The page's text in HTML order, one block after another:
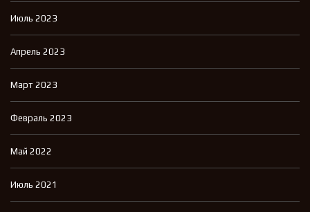
Июль 2023
Апрель 2023
Март 2023
Февраль 2023
Май 2022
Июль 2021